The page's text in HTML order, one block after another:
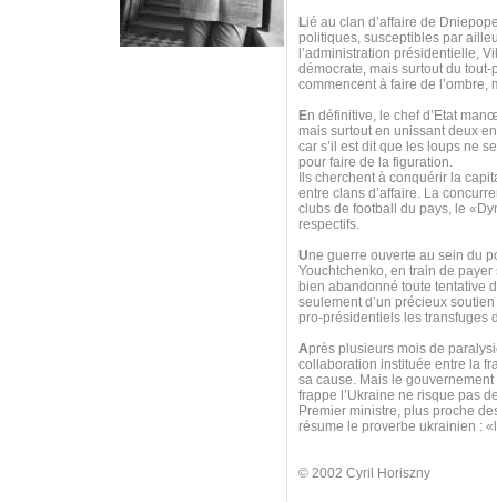
Lié au clan d’affaire de
politiques, susceptibles par
l’administration présidentielle,
démocrate, mais surtout du
commencent à faire de
En définitive, le chef d’Etat
mais surtout en unissant deux
car s’il est dit que les loups ne
pour faire de la figuration.
Ils cherchent à conquérir la
entre clans d’affaire. La
clubs de football du pays, le
respectifs.
Une guerre ouverte au sein du
Youchtchenko, en train de
bien abandonné toute tentative
seulement d’un précieux
pro-présidentiels les transfuges
Après plusieurs mois de
collaboration instituée entre la
sa cause. Mais le
frappe l’Ukraine ne risque pas
Premier ministre, plus proche
résume le proverbe ukrainien :
© 2002 Cyril Horiszny